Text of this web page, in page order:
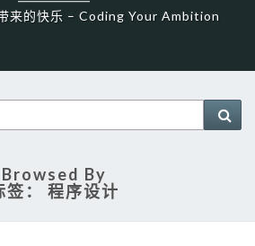
来的快乐 – Coding Your Ambition
Browsed By
签： 程序设计